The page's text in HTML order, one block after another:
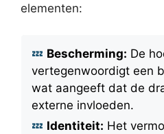
elementen:
Bescherming: De
vertegenwoordigt een
wat aangeeft dat de
externe invloeden.
Identiteit: Het